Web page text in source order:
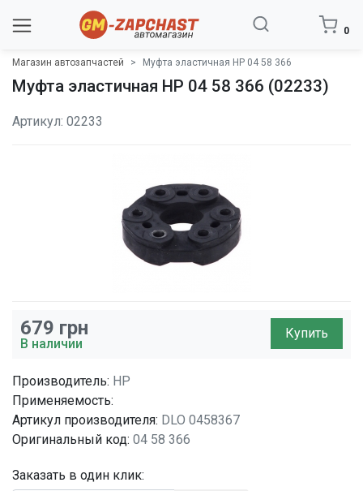
0
Магазин автозапчастей Муфта эластичная HP 04 58 366
Муфта эластичная HP 04 58 366 (02233)
Артикул: 02233
679 грн
В наличии
Купить
Производитель: HP
Применяемость:
Артикул производителя: DLO 0458367
Оригинальный код: 04 58 366
Заказать в один клик: